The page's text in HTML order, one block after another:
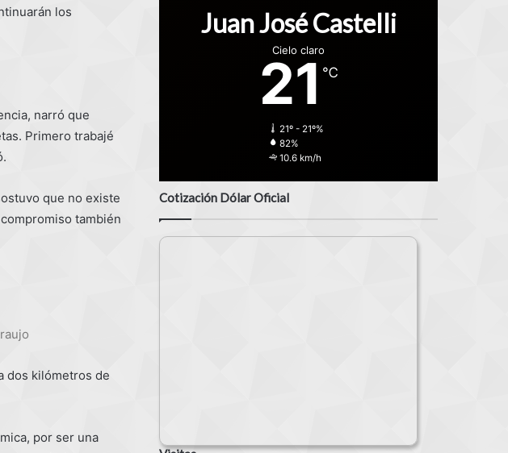
los
narró que
Primero trabajé
que no existe
también
dos kilómetros de
por ser una
Juan José Castelli
Cielo claro
21 ℃
21º - 21º%
82%
10.6 km/h
Cotización Dólar Oficial